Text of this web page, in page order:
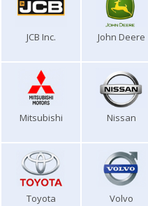
JCB Inc. John Deere
Mitsubishi Nissan
Toyota Volvo